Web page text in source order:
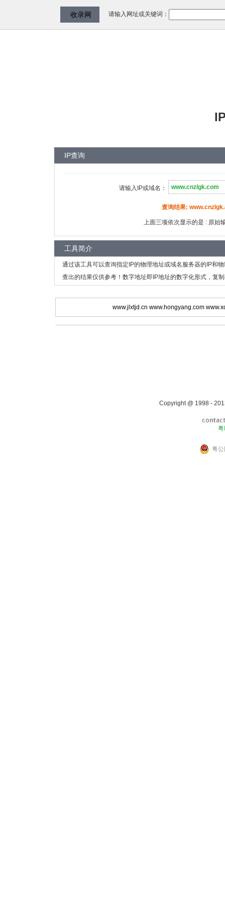
收录网 请输入网址或关键词：
IP查询
请输入IP或域名：
查询结果:
上面三项依次显示的是 : 原始
工具简介
通过该工具可以查询指定IP的物理地址或域名服务器的IP和
查出的结果仅供参考！数字地址即IP地址的数字化形式，复
www.jlxtjd.cn www.hongyang.com
Copyright @ 1998 -
粤